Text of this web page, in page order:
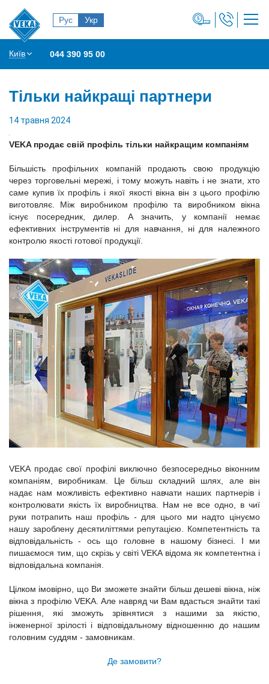
Рус Укр
Київ 044 390 95 00
Тільки найкращі партнери
14 травня 2024
VEKA продає свій профіль тільки найкращим компаніям
Більшість профільних компаній продають свою продукцію
через торговельні мережі, і тому можуть навіть і не знати, хто
саме купив їх профіль і якої якості вікна він з цього профілю
виготовляє. Між виробником профілю та виробником вікна
існує посередник, дилер. А значить, у компанії немає
ефективних інструментів ні для навчання, ні для належного
контролю якості готової продукції.
VEKA продає свої профілі виключно безпосередньо віконним
компаніям, виробникам. Це більш складний шлях, але він
надає нам можливість ефективно навчати наших партнерів і
контролювати якість їх виробництва. Нам не все одно, в чиї
руки потрапить наш профіль - для цього ми надто цінуємо
нашу зароблену десятиліттями репутацією. Компетентність та
відповідальність - ось що головне в нашому бізнесі. І ми
пишаємося тим, що скрізь у світі VEKA відома як компетентна і
відповідальна компанія.
Цілком імовірно, що Ви зможете знайти більш дешеві вікна, ніж
вікна з профілю VEKA. Але навряд чи Вам вдасться знайти такі
рішення, які зможуть зрівнятися з нашими за якістю,
інженерної зрілості і відповідальному відношенню до нашим
головним суддям - замовникам.
Де замовити?